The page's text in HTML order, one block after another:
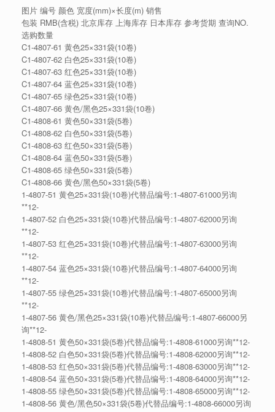
图片 编号 颜色 宽度(mm)×长度(m) 销售
包装 RMB(含税) 北京库存 上海库存 日本库存 参考货期 查询NO.
选购数量
C1-4807-61 黄色25×331袋(10卷)
C1-4807-62 白色25×331袋(10卷)
C1-4807-63 红色25×331袋(10卷)
C1-4807-64 蓝色25×331袋(10卷)
C1-4807-65 绿色25×331袋(10卷)
C1-4807-66 黄色/黑色25×331袋(10卷)
C1-4808-61 黄色50×331袋(5卷)
C1-4808-62 白色50×331袋(5卷)
C1-4808-63 红色50×331袋(5卷)
C1-4808-64 蓝色50×331袋(5卷)
C1-4808-65 绿色50×331袋(5卷)
C1-4808-66 黄色/黑色50×331袋(5卷)
1-4807-51 黄色25×331袋(10卷)代替品编号:1-4807-61000另询
**12-
1-4807-52 白色25×331袋(10卷)代替品编号:1-4807-62000另询
**12-
1-4807-53 红色25×331袋(10卷)代替品编号:1-4807-63000另询
**12-
1-4807-54 蓝色25×331袋(10卷)代替品编号:1-4807-64000另询
**12-
1-4807-55 绿色25×331袋(10卷)代替品编号:1-4807-65000另询
**12-
1-4807-56 黄色/黑色25×331袋(10卷)代替品编号:1-4807-66000另
询**12-
1-4808-51 黄色50×331袋(5卷)代替品编号:1-4808-61000另询**12-
1-4808-52 白色50×331袋(5卷)代替品编号:1-4808-62000另询**12-
1-4808-53 红色50×331袋(5卷)代替品编号:1-4808-63000另询**12-
1-4808-54 蓝色50×331袋(5卷)代替品编号:1-4808-64000另询**12-
1-4808-55 绿色50×331袋(5卷)代替品编号:1-4808-65000另询**12-
1-4808-56 黄色/黑色50×331袋(5卷)代替品编号:1-4808-66000另询